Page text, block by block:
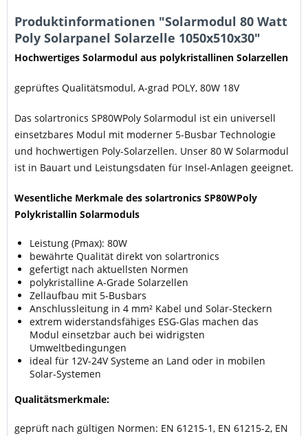
Produktinformationen "Solarmodul 80 Watt
Poly Solarpanel Solarzelle 1050x510x30"
Hochwertiges Solarmodul aus polykristallinen Solarzellen
geprüftes Qualitätsmodul, A-grad POLY, 80W 18V
Das solartronics SP80WPoly Solarmodul ist ein universell
einsetzbares Modul mit moderner 5-Busbar Technologie
und hochwertigen Poly-Solarzellen. Unser 80 W Solarmodul
ist in Bauart und Leistungsdaten für Insel-Anlagen geeignet.
Wesentliche Merkmale des solartronics SP80WPoly
Polykristallin Solarmoduls
Leistung (Pmax): 80W
bewährte Qualität direkt von solartronics
gefertigt nach aktuellsten Normen
polykristalline A-Grade Solarzellen
Zellaufbau mit 5-Busbars
Anschlussleitung in 4 mm² Kabel und Solar-Steckern
extrem widerstandsfähiges ESG-Glas machen das
Modul einsetzbar auch bei widrigsten
Umweltbedingungen
ideal für 12V-24V Systeme an Land oder in mobilen
Solar-Systemen
Qualitätsmerkmale:
geprüft nach gültigen Normen: EN 61215-1, EN 61215-2, EN